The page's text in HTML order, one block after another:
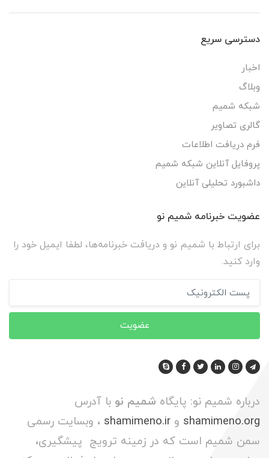
دسترسی سریع
اخبار
وبلاگ
شبکه شمیم
گالری تصاویر
فرم دریافت اطلاعات
پروفایل آنلاین شبکه شمیم
داشبورد تحلیلی آنلاین
عضویت خبرنامه شمیم نو
برای ارتباط با شمیم نو و دریافت خبرنامه‌ها، لطفا ایمیل خود را
وارد کنید.
عضویت
درباره شمیم نو: پایگاه شمیم نو با آدرس
shamimeno.org و shamimeno.ir ، وبسایت رسمی
سمن شمیم است که در زمینه ترویج پیشگیری،